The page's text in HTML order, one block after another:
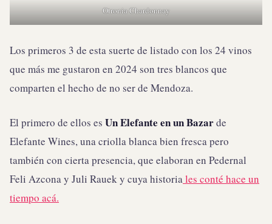
Otronia Chardonnay
Los primeros 3 de esta suerte de listado con los 24 vinos
que más me gustaron en 2024 son tres blancos que
comparten el hecho de no ser de Mendoza.
El primero de ellos es Un Elefante en un Bazarde
Elefante Wines, una criolla blanca bien fresca pero
también con cierta presencia, que elaboran en Pedernal
Feli Azcona y Juli Rauek y cuya historia les conté hace un
tiempo acá.